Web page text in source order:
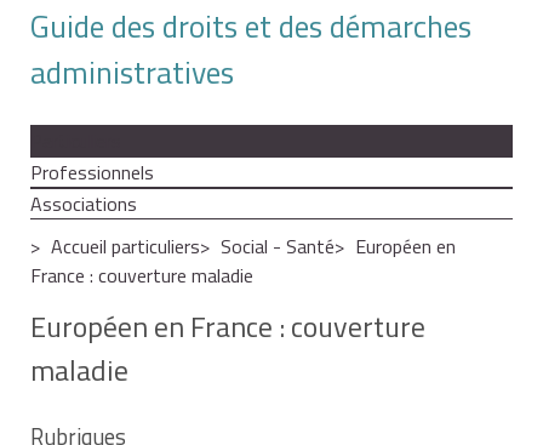
Guide des droits et des démarches
administratives
Professionnels
Associations
Accueil particuliers
Social - Santé
Européen en
France : couverture maladie
Européen en France : couverture
maladie
Rubriques